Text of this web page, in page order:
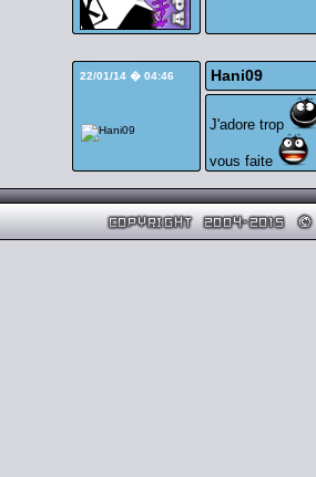
22/01/14 � 04:46 Hani09
J'adore trop
vous faite